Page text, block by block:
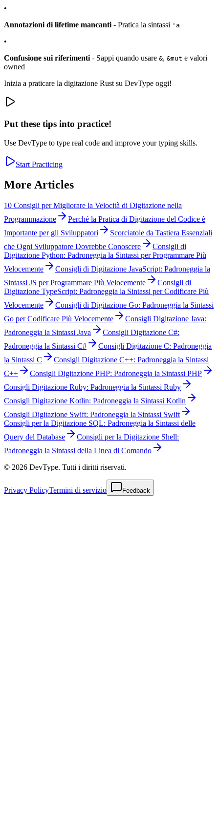
•
Annotazioni di lifetime mancanti - Pratica la sintassi 'a
•
Confusione sui riferimenti - Sappi quando usare &, &mut e valori
owned
Inizia a praticare la digitazione Rust su DevType oggi!
Put these tips into practice!
Use DevType to type real code and improve your typing skills.
Start Practicing
More Articles
10 Consigli per Migliorare la Velocità di Digitazione nella
Programmazione
Perché la Pratica di Digitazione del Codice è
Importante per gli Sviluppatori
Scorciatoie da Tastiera Essenziali
che Ogni Sviluppatore Dovrebbe Conoscere
Consigli di
Digitazione Python: Padroneggia la Sintassi per Programmare Più
Velocemente
Consigli di Digitazione JavaScript: Padroneggia la
Sintassi JS per Programmare Più Velocemente
Consigli di
Digitazione TypeScript: Padroneggia la Sintassi per Codificare Più
Velocemente
Consigli di Digitazione Go: Padroneggia la Sintassi
Go per Codificare Più Velocemente
Consigli Digitazione Java:
Padroneggia la Sintassi Java
Consigli Digitazione C#:
Padroneggia la Sintassi C#
Consigli Digitazione C: Padroneggia
la Sintassi C
Consigli Digitazione C++: Padroneggia la Sintassi
C++
Consigli Digitazione PHP: Padroneggia la Sintassi PHP
Consigli Digitazione Ruby: Padroneggia la Sintassi Ruby
Consigli Digitazione Kotlin: Padroneggia la Sintassi Kotlin
Consigli Digitazione Swift: Padroneggia la Sintassi Swift
Consigli per la Digitazione SQL: Padroneggia la Sintassi delle
Query del Database
Consigli per la Digitazione Shell:
Padroneggia la Sintassi della Linea di Comando
© 2026 DevType. Tutti i diritti riservati.
Privacy PolicyTermini di servizio Feedback